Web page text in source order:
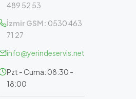
489 52 53
İzmir GSM: 0530 463
71 27
info@yerindeservis.net
Pzt - Cuma: 08:30 -
18:00